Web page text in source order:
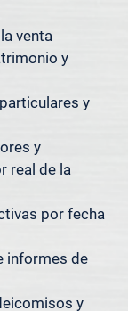
varios
lo que
también
en
y el
Dallas-Fort
y
tasaciones
venta
y
y
y
real de la
por fecha
informes de
y